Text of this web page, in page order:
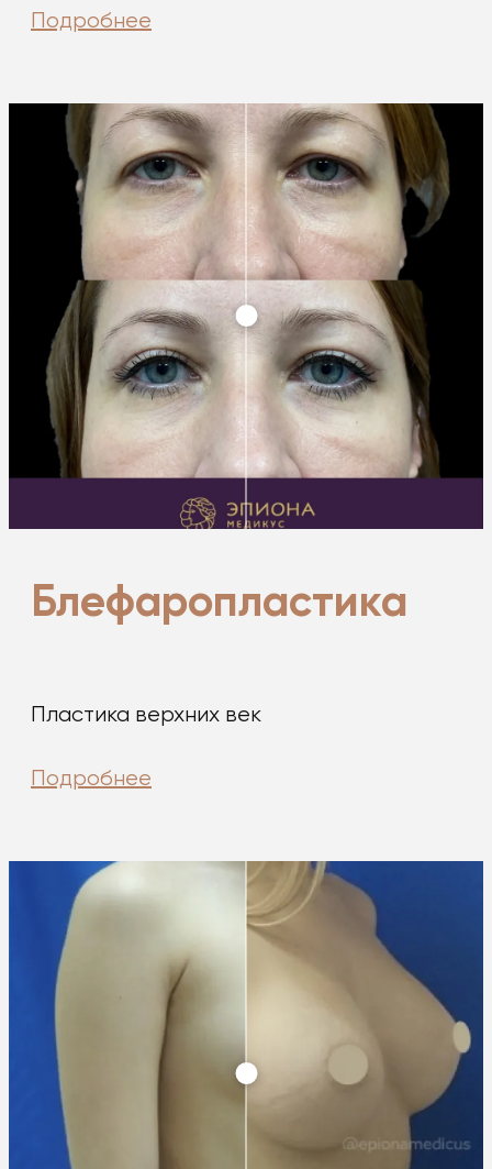
Подробнее
Блефаропластика
Пластика верхних век
Подробнее